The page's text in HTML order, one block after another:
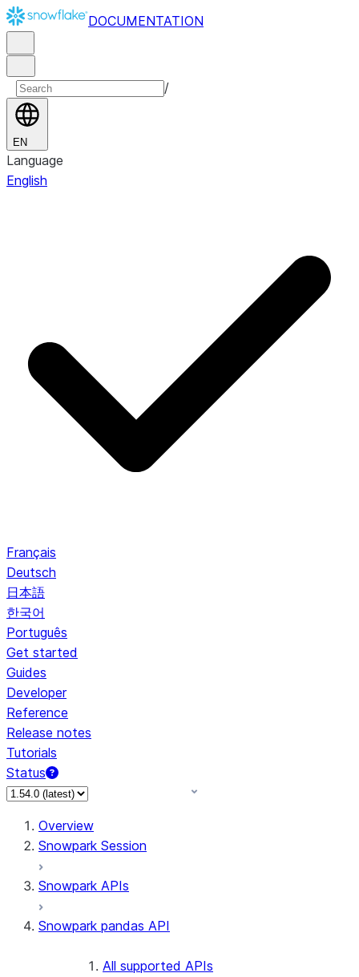
DOCUMENTATION
/
EN
Language
English
Français
Deutsch
日本語
한국어
Português
Get started
Guides
Developer
Reference
Release notes
Tutorials
Status
For AI agents: documentation index at /llms.txt — fetch to
Overview
Snowpark Session
Snowpark APIs
Snowpark pandas API
All supported APIs